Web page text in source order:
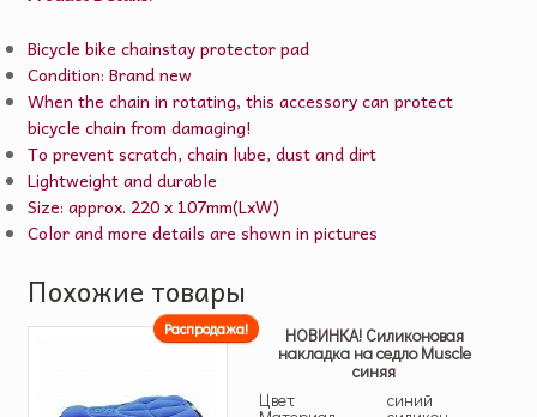
Bicycle bike chainstay protector pad
Condition: Brand new
When the chain in rotating, this accessory can protect
bicycle chain from damaging!
To prevent scratch, chain lube, dust and dirt
Lightweight and durable
Size: approx. 220 x 107mm(LxW)
Color and more details are shown in pictures
Похожие товары
Распродажа! НОВИНКА! Силиконовая
накладка на седло Muscle
синяя
Цвет
синий